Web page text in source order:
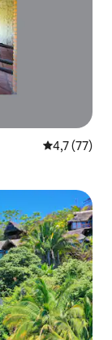
Priemerné
4,7 (77)